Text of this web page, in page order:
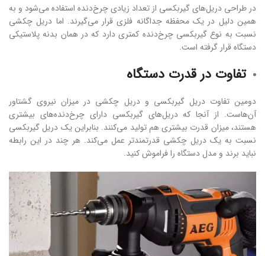
در طراحی دریل‌های گیربکسی از تعداد زیادی چرخ‌دنده استفاده می‌شود و به
همین دلیل در یک محفظه جداگانه فلزی قرار می‌گیرند. اما دریل چکشی
نسبت به نوع گیربکسی چرخ‌دنده کمتری دارد که در همان بدنه پلاستیکی
دستگاه قرار گرفته‌ است.
تفاوت در قدرت دستگاه
دومین تفاوت دریل گیربکسی و دریل چکشی در میزان نیروی گشتاور
آن‌هاست. از آنجا که دریل‌های گیربکسی دارای چرخ‌دنده‌های بیشتری
هستند، میزان قدرت بیشتری هم تولید می‌کنند. بنابراین یک دریل گیربکسی
نسبت به یک دریل چکشی قدرتمندتر عمل می‌کند. هر چند در این رابطه
نباید برند و مدل دستگاه را فراموش کنید.